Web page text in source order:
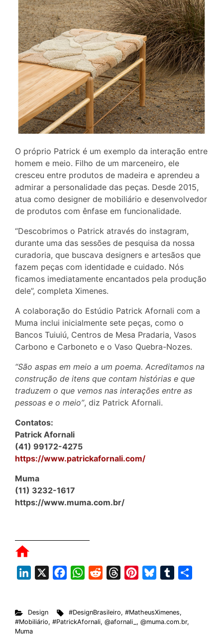
O próprio Patrick é um exemplo da interação entre
homem e meio. Filho de um marceneiro, ele
cresceu entre produtos de madeira e aprendeu a
admirar a personalidade das peças. Desde 2015,
atua como designer de mobiliário e desenvolvedor
de produtos com ênfase em funcionalidade.
“Descobrimos o Patrick através do instagram,
durante uma das sessões de pesquisa da nossa
curadoria, que buscava designers e artesãos que
fazem peças com identidade e cuidado. Nós
ficamos imediatamente encantados pela produção
dele”, completa Ximenes.
A colaboração do Estúdio Patrick Afornali com a
Muma inclui inicialmente sete peças, como o
Bancos Tuiuiú, Centros de Mesa Pradaria, Vasos
Carbono e Carboneto e o Vaso Quebra-Nozes.
“São aspas em meio a um poema. Acreditamos na
construção de itens que contam histórias e que
traduzem o que vemos nas interações entre as
pessoas e o meio”, diz Patrick Afornali.
Contatos:
Patrick Afornali
(41) 99172-4275
https://www.patrickafornali.com/
Muma
(11) 3232-1617
https://www.muma.com.br/
k
e
e
W
t
d
e
t
e
e
b
Design #DesignBrasileiro,#MatheusXimenes,
#Mobiliário, #PatrickAfornali, @afornali_ , @muma.com.br,
Muma